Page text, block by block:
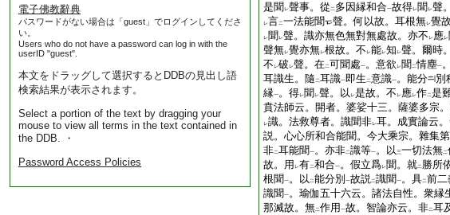
電子佛教辭典
パスワードがない場合は「guest」でログインしてくださ
い。
Users who do not have a password can log in with the
userID "guest".
本文をドラッグして選択するとDDBの見出し語
検索結果が表示されます。
Select a portion of the text by dragging your
mouse to view all terms in the text contained in
the DDB. ・
Password Access Policies
是聞 レ聲事。從 二 多因縁和合一故得レ聞 レ聲
レ言二一法能聞 聲。何以故。耳根無レ覺
レ聞 レ聲。識亦無色無對無處故。亦不 レ應レ
聲無レ覺亦無レ根故。不 レ能レ知 レ聲。爾時
不 レ破 レ聲。在二可聞處一。意欲 レ聞 二情塵一
耳識生。隨 二耳識一即生 二意識一。能分
別
縁一。得レ聞 レ聲。以 レ是故。不 レ應レ作二是
賁法師云。開者。婆娑十三。薩婆多宗
レ識。法救尊者。識聞非レ耳。成實論云
説。心心所和合能聞。今大乘宗。雜集第
非二耳能聞一。亦非二識等一。以三一切法無二
故。用 レ有二和合一。假立爲レ聞。就二 勝所
根聞一。以 二能分別 一故説二識聞一。具二前二
識聞一。瑜伽五十六云。諸法自性。衆縁
那滅故。無二作用 一故。智論亦云。非二耳